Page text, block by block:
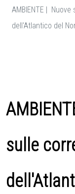
AMBIENTE |
dell'Atlantico del
sulle